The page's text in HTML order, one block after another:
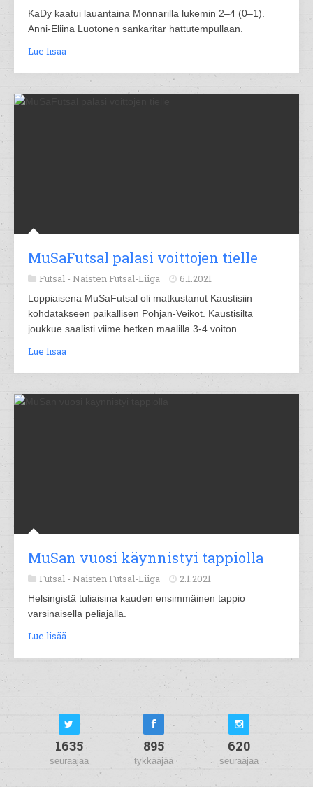
KaDy kaatui lauantaina Monnarilla lukemin 2–4 (0–1).
Anni-Eliina Luotonen sankaritar hattutempullaan.
Lue lisää
MuSaFutsal palasi voittojen tielle
Futsal - Naisten Futsal-Liiga 6.1.2021
Loppiaisena MuSaFutsal oli matkustanut Kaustisiin
kohdatakseen paikallisen Pohjan-Veikot. Kaustisilta
joukkue saalisti viime hetken maalilla 3-4 voiton.
Lue lisää
MuSan vuosi käynnistyi tappiolla
Futsal - Naisten Futsal-Liiga 2.1.2021
Helsingistä tuliaisina kauden ensimmäinen tappio
varsinaisella peliajalla.
Lue lisää
1635
seuraajaa
895
tykkääjää
620
seuraajaa